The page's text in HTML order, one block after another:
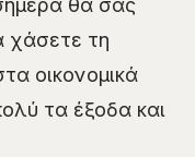
χάσετε τη
οικονομικά
τα έξοδα και